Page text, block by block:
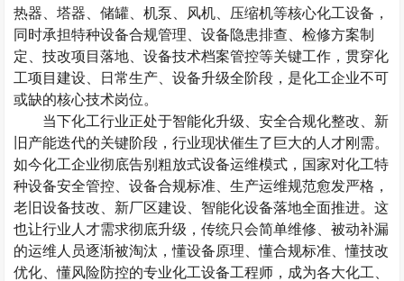
热器、塔器、储罐、机泵、风机、压缩机等核心化工设备，
同时承担特种设备合规管理、设备隐患排查、检修方案制
定、技改项目落地、设备技术档案管控等关键工作，贯穿化
工项目建设、日常生产、设备升级全阶段，是化工企业不可
或缺的核心技术岗位。
当下化工行业正处于智能化升级、安全合规化整改、新
旧产能迭代的关键阶段，行业现状催生了巨大的人才刚需。
如今化工企业彻底告别粗放式设备运维模式，国家对化工特
种设备安全管控、设备合规标准、生产运维规范愈发严格，
老旧设备技改、新厂区建设、智能化设备落地全面推进。这
也让行业人才需求彻底升级，传统只会简单维修、被动补漏
的运维人员逐渐被淘汰，懂设备原理、懂合规标准、懂技改
优化、懂风险防控的专业化工设备工程师，成为各大化工、